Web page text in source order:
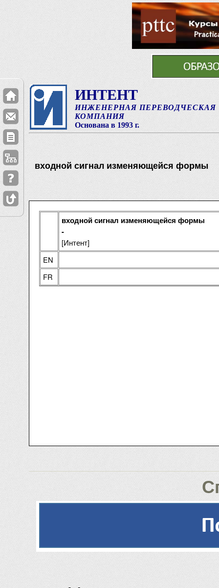
ИНТЕНТ
ИНЖЕНЕРНАЯ ПЕРЕВОДЧЕСКАЯ
КОМПАНИЯ
Основана в 1993 г.
входной сигнал изменяющейся формы
входной сигнал изменяющейся формы
-
[Интент]
EN
FR